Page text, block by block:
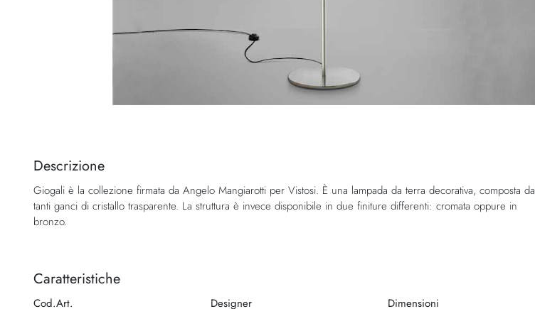
della
di
immagini
Descrizione
Giogali è la collezione firmata da Angelo Mangiarotti per Vistosi. È una lampada da terra decorativa, composta da
tanti ganci di cristallo trasparente. La struttura è invece disponibile in due finiture differenti: cromata oppure in
bronzo.
Caratteristiche
Cod.Art.
Designer
Dimensioni